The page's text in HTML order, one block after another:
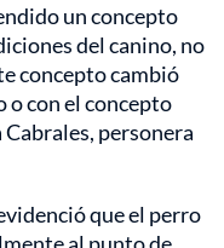
un concepto
del canino, no
concepto cambió
o con el concepto
personera
que el perro
al punto de